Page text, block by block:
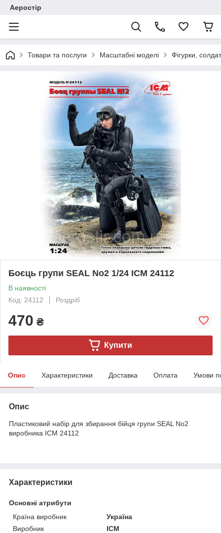
Аеростір
Товари та послуги Масштабні моделі Фігурки,
Боєць групи SEAL No2 1/24 ICM 24112
В наявності
Код: 24112
Роздріб
470 ₴
Купити
Опис Характеристики Доставка Оплата Умови
Опис
Пластиковий набір для збирання бійця групи SEAL No2
виробника ICM 24112
Характеристики
Основні атрибути
Країна виробник
Україна
Виробник
ICM